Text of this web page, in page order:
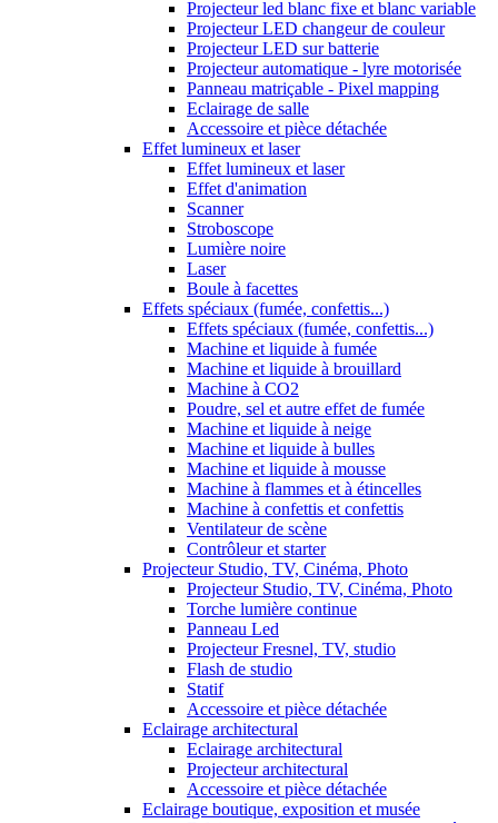
Projecteur led blanc fixe et blanc variable
Projecteur LED changeur de couleur
Projecteur LED sur batterie
Projecteur automatique - lyre motorisée
Panneau matriçable - Pixel mapping
Eclairage de salle
Accessoire et pièce détachée
Effet lumineux et laser
Effet lumineux et laser
Effet d'animation
Scanner
Stroboscope
Lumière noire
Laser
Boule à facettes
Effets spéciaux (fumée, confettis...)
Effets spéciaux (fumée, confettis...)
Machine et liquide à fumée
Machine et liquide à brouillard
Machine à CO2
Poudre, sel et autre effet de fumée
Machine et liquide à neige
Machine et liquide à bulles
Machine et liquide à mousse
Machine à flammes et à étincelles
Machine à confettis et confettis
Ventilateur de scène
Contrôleur et starter
Projecteur Studio, TV, Cinéma, Photo
Projecteur Studio, TV, Cinéma, Photo
Torche lumière continue
Panneau Led
Projecteur Fresnel, TV, studio
Flash de studio
Statif
Accessoire et pièce détachée
Eclairage architectural
Eclairage architectural
Projecteur architectural
Accessoire et pièce détachée
Eclairage boutique, exposition et musée